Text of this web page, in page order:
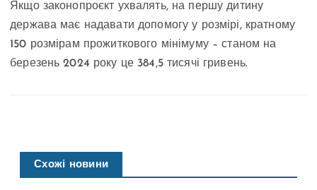
Якщо законопроєкт ухвалять, на першу дитину
держава має надавати допомогу у розмірі, кратному
150 розмірам прожиткового мінімуму – станом на
березень 2024 року це 384,5 тисячі гривень.
Схожі новини